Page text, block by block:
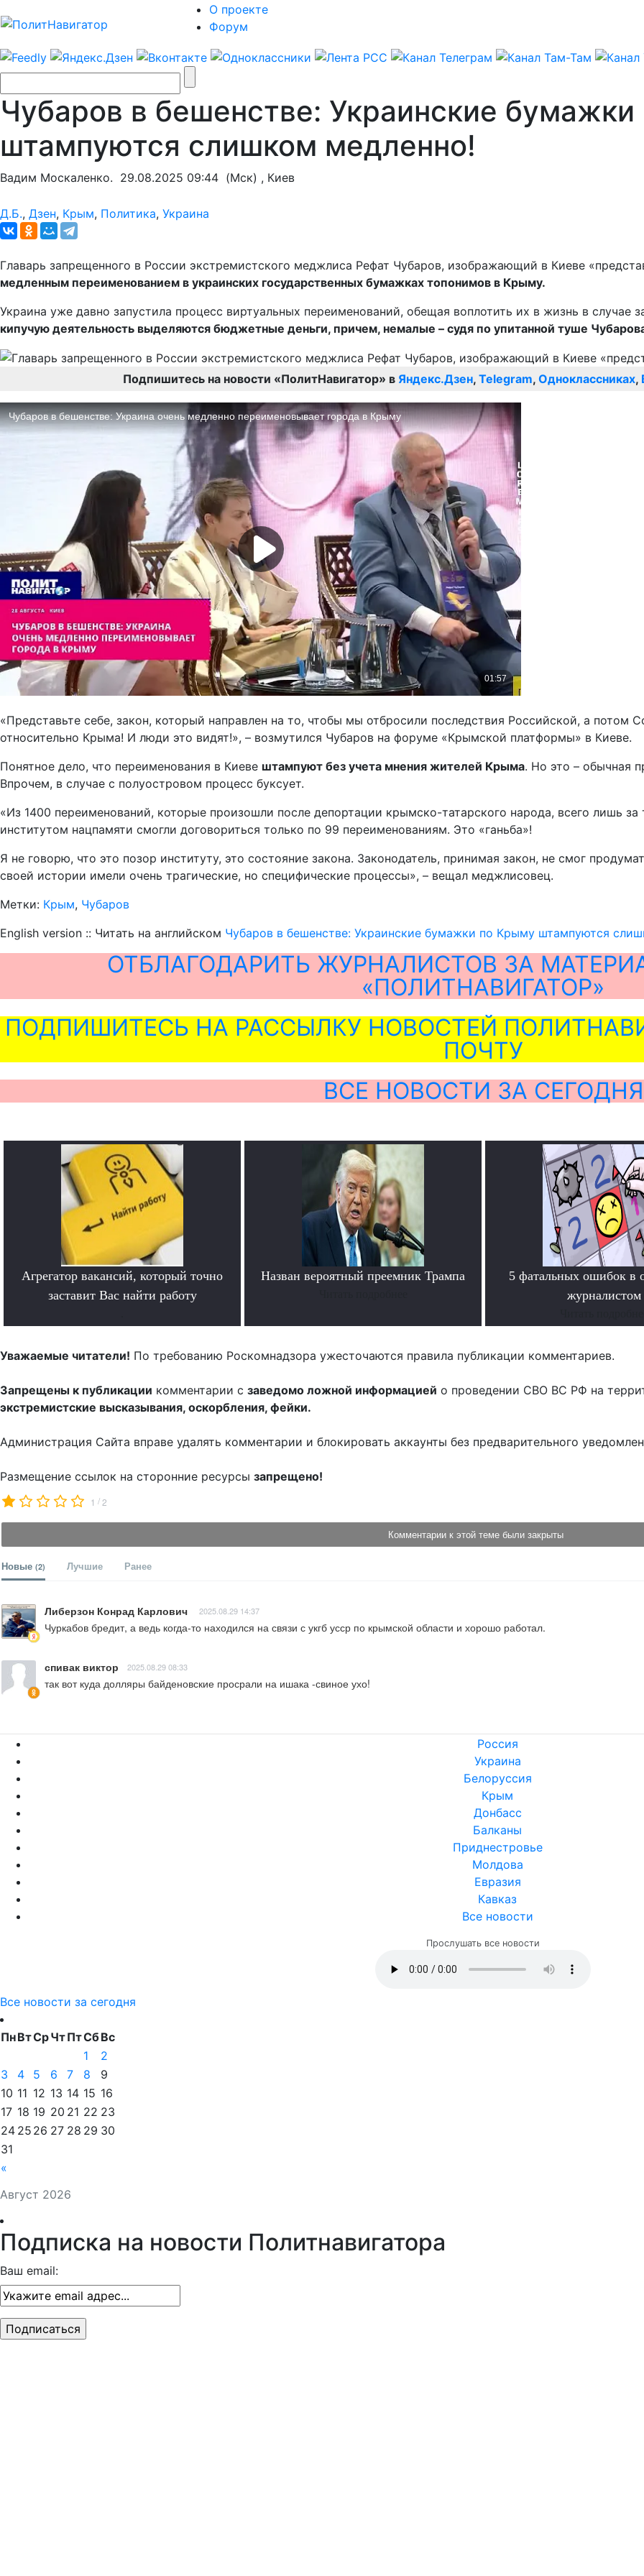
О проекте
Форум
Чубаров в бешенстве: Украинcкие
штампуются слишком медленно!
Вадим Москаленко. 29.08.2025 09:44 (Мск) , Киев
Д.Б., Дзен, Крым, Политика, Украина
Главарь запрещенного в России экстремистского меджлиса Рефат Чубаров, изображающий в Киеве
медленным переименованием в украинских государственных бумажках топонимов в Крыму.
Украина уже давно запустила процесс виртуальных переименований, обещая воплотить их в жизнь в случае
кипучую деятельность выделяются бюджетные деньги, причем, немалые – судя по упитанной туше
Подпишитесь на новости «ПолитНавигатор» в Яндекс.Дзен, Telegram, Одноклассниках,
«Представьте себе, закон, который направлен на то, чтобы мы отбросили последствия Российской, а потом
относительно Крыма! И люди это видят!», – возмутился Чубаров на форуме «Крымской платформы» в Киеве.
Понятное дело, что переименования в Киеве штампуют без учета мнения жителей Крыма. Но это – обычная
Впрочем, в случае с полуостровом процесс буксует.
«Из 1400 переименований, которые произошли после депортации крымско-татарского народа, всего лишь
институтом нацпамяти смогли договориться только по 99 переименованиям. Это «ганьба»!
Я не говорю, что это позор институту, это состояние закона. Законодатель, принимая закон, не смог
своей истории имели очень трагические, но специфические процессы», – вещал меджлисовец.
Метки: Крым, Чубаров
English version :: Читать на английском Чубаров в бешенстве: Украинcкие бумажки по Крыму штампуются
ОТБЛАГОДАРИТЬ ЖУРНАЛИСТОВ ЗА
«ПОЛИТНАВИГАТОР»
ПОДПИШИТЕСЬ НА РАССЫЛКУ НОВОСТЕЙ
ПОЧТУ
ВСЕ НОВОСТИ ЗА СЕГОДНЯ
Агрегатор вакансий, который точно
заставит Вас найти работу
Назван вероятный преемник Трампа
5 фатальных ошибок в
журналистом
Уважаемые читатели! По требованию Роскомнадзора ужесточаются правила публикации комментариев.
Запрещены к публикации комментарии с заведомо ложной информацией о проведении СВО ВС РФ на
экстремистские высказывания, оскорбления, фейки.
Администрация Сайта вправе удалять комментарии и блокировать аккаунты без предварительного
Размещение ссылок на сторонние ресурсы запрещено!
1 /2
Комментарии к этой теме были закрыты
Новые (2) Лучшие Ранее
Либерзон Конрад Карлович 2025.08.29 14:37
Чуркабов бредит, а ведь когда-то находился на связи с укгб усср по крымской области и хорошо работал.
спивак виктор 2025.08.29 08:33
так вот куда долляры байденовские просрали на ишака -свиное ухо!
Россия
Украина
Белоруссия
Крым
Донбасс
Балканы
Приднестровье
Молдова
Евразия
Кавказ
Все новости
Прослушать все новости
Все новости за сегодня
Август 2026
ПнВтСрЧтПтСбВс
«
1
2
3
4 5 6 7 8
9
10 11 12 13 14 15 16
17 18 19 20 21 22 23
24 25 26 27 28 29 30
31
Подписка на новости Политнавигатора
Ваш email: